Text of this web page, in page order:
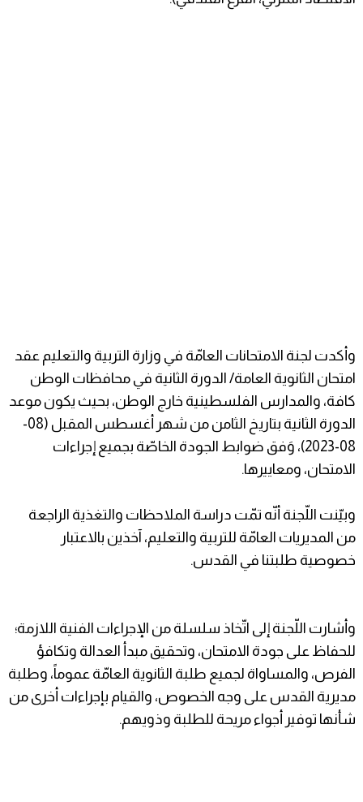
وأكدت لجنة الامتحانات العامّة في وزارة التربية والتعليم عقد
امتحان الثانوية العامة/ الدورة الثانية في محافظات الوطن
كافة، والمدارس الفلسطينية خارج الوطن، بحيث يكون موعد
الدورة الثانية بتاريخ الثامن من شهر أغسطس المقبل (08-
08-2023)، وَفق ضوابط الجودة الخاصّة بجميع إجراءات
الامتحان، ومعاييرها.
وبيّنت اللّجنة أنّه تمّت دراسة الملاحظات والتغذية الراجعة
من المديريات العامّة للتربية والتعليم، آخذين بالاعتبار
خصوصية طلبتنا في القدس.
وأشارت اللّجنة إلى اتّخاذ سلسلة من الإجراءات الفنية اللازمة؛
للحفاظ على جودة الامتحان، وتحقيق مبدأ العدالة وتكافؤ
الفرص، والمساواة لجميع طلبة الثانوية العامّة عموماً، وطلبة
مديرية القدس على وجه الخصوص، والقيام بإجراءات أخرى من
شأنها توفير أجواء مريحة للطلبة وذويهم.